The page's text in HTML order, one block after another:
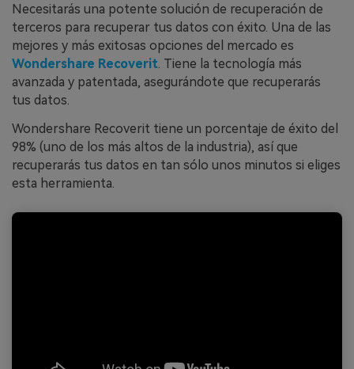
Necesitarás una potente solución de recuperación de
terceros para recuperar tus datos con éxito. Una de las
mejores y más exitosas opciones del mercado es
Wondershare Recoverit. Tiene la tecnología más
avanzada y patentada, asegurándote que recuperarás
tus datos.
Wondershare Recoverit tiene un porcentaje de éxito del
98% (uno de los más altos de la industria), así que
recuperarás tus datos en tan sólo unos minutos si eliges
esta herramienta.